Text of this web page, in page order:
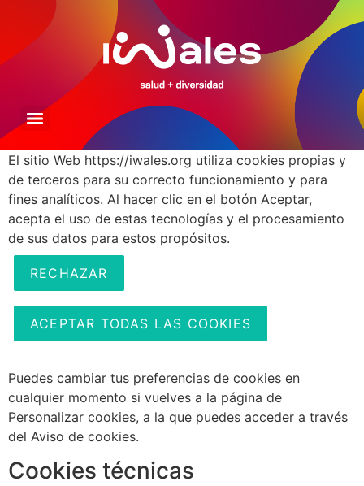
El sitio Web https://iwales.org utiliza cookies propias y
de terceros para su correcto funcionamiento y para
fines analíticos. Al hacer clic en el botón Aceptar,
acepta el uso de estas tecnologías y el procesamiento
de sus datos para estos propósitos.
RECHAZAR
ACEPTAR TODAS LAS COOKIES
Puedes cambiar tus preferencias de cookies en
cualquier momento si vuelves a la página de
Personalizar cookies, a la que puedes acceder a través
del Aviso de cookies.
Cookies técnicas